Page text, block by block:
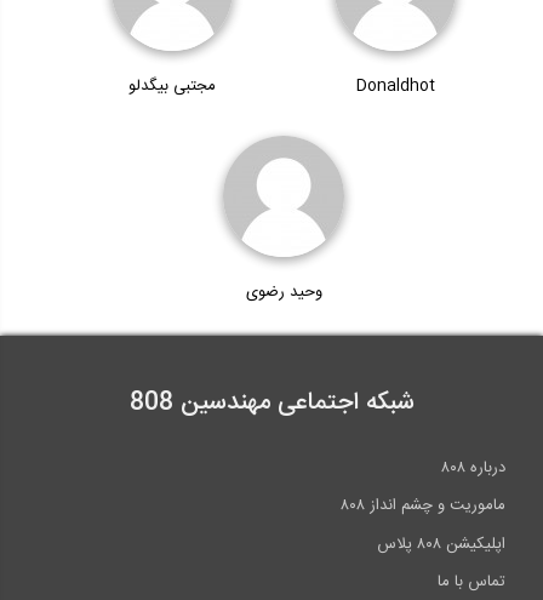
Donaldhot مجتبی بیگدلو
وحید رضوی
شبکه اجتماعی مهندسین 808
درباره ۸۰۸
ماموریت و چشم انداز ۸۰۸
اپلیکیشن ۸۰۸ پلاس
تماس با ما